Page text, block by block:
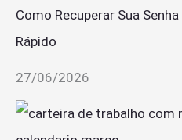
Como Recuperar Sua
Rápido
27/06/2026